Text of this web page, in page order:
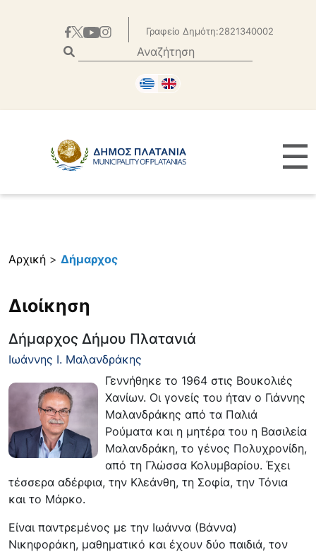
Γραφείο Δημότη:2821340002
☰
Αρχική > Δήμαρχος
Διοίκηση
Δήμαρχος Δήμου Πλατανιά
Ιωάννης Ι. Μαλανδράκης
Γεννήθηκε το 1964 στις Βουκολιές
Χανίων. Οι γονείς του ήταν ο Γιάννης
Μαλανδράκης από τα Παλιά
Ρούματα και η μητέρα του η Βασιλεία
Μαλανδράκη, το γένος Πολυχρονίδη,
από τη Γλώσσα Κολυμβαρίου. Έχει
τέσσερα αδέρφια, την Κλεάνθη, τη Σοφία, την Τόνια
και το Μάρκο.
Είναι παντρεμένος με την Ιωάννα (Βάννα)
Νικηφοράκη, μαθηματικό και έχουν δύο παιδιά, τον